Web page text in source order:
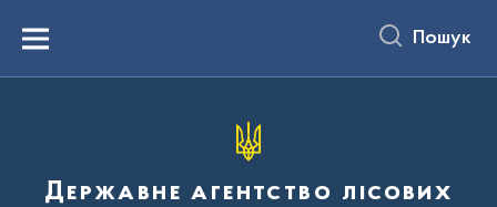
вмістуMenu Пошук
Державне агентство лісових